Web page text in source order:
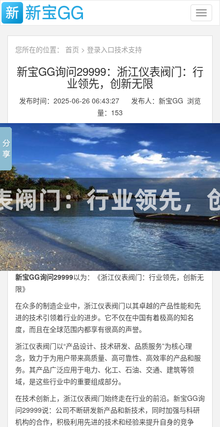
您所在的位置： 首页 > 登录入口技术支持
新宝GG询问29999：浙江仪表阀门：行
业领先，创新无限
发布时间：2025-06-26 06:43:27 发布人：新宝GG 浏览
量： 153
新宝GG询问29999以为：《浙江仪表阀门：行业领先，创新无
限》
在众多的制造企业中，浙江仪表阀门以其卓越的产品性能和先
进的技术引领着行业的进步。它不仅在中国有着极高的知名
度，而且在全球范围内都享有很高的声誉。
浙江仪表阀门以“产品设计、技术研发、品质服务”为核心理
念，致力于为用户带来高质量、高可靠性、高效率的产品和服
务。其产品广泛应用于电力、化工、石油、交通、建筑等领
域，是这些行业中的重要组成部分。
在技术创新上，浙江仪表阀门始终走在行业的前沿。新宝GG询
问29999说：公司不断研发新产品和新技术，同时加强与科研
机构的合作，积极利用先进的技术和经验来提升自身的竞争